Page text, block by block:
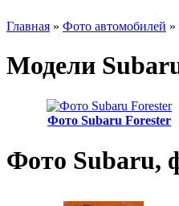
Главная » Фото автомобилей »
Модели
Фото Subaru Forester
Фото Subaru,